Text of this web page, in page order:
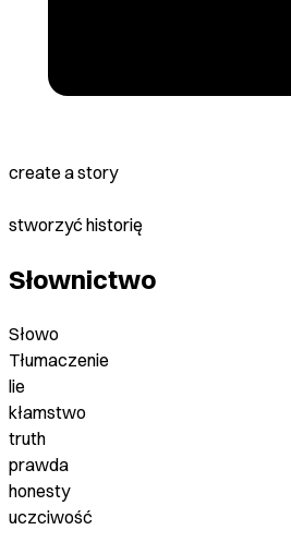
create a story
stworzyć historię
Słownictwo
Słowo
Tłumaczenie
lie
kłamstwo
truth
prawda
honesty
uczciwość